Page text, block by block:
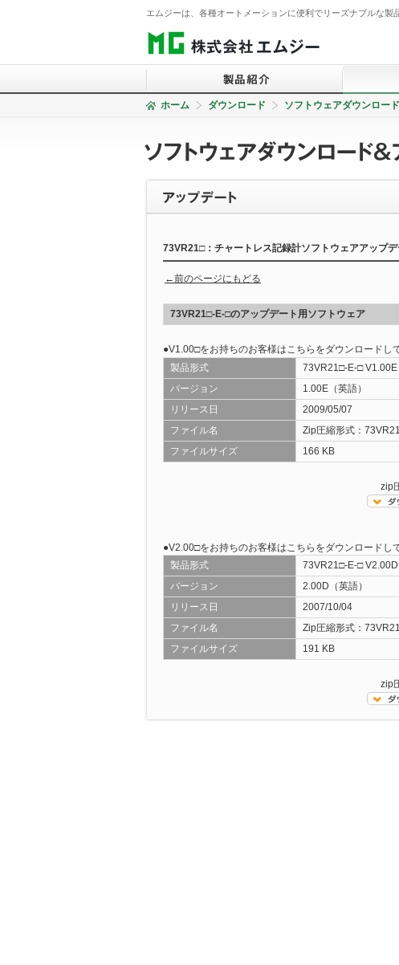
エムジーは、各種オートメーションに便利でリーズナブルな
2線式信号変換器
警報設定器
コントローラ
リモートI/O
チャートレス記録計
PCレコーダ
コ
避
セ
仕
英
ホーム ダウンロード ソフトウェアダウンロー
73VR21□：チャートレス記録計ソフトウェアアップデ
←前のページにもどる
73VR21□-E-□のアップデート用ソフトウェア
●V1.00□をお持ちのお客様はこちらをダウンロードし
製品形式
73VR21□-E-□ V1.00E
バージョン
1.00E（英語）
リリース日
2009/05/07
ファイル名
Zip圧縮形式：
ファイルサイズ
166 KB
zip
●V2.00□をお持ちのお客様はこちらをダウンロードし
製品形式
73VR21□-E-□ V2.00D
バージョン
2.00D（英語）
リリース日
2007/10/04
ファイル名
Zip圧縮形式：
ファイルサイズ
191 KB
zip